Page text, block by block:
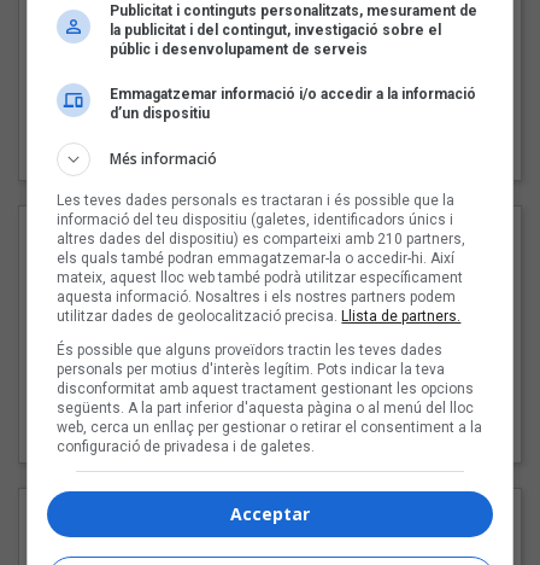
Pep Álvarez amb Joan Muntaner (Xanguito)
"Les cabres"
94 Rules amb Compte
Publicitat i continguts personalitzats, mesurament de
la publicitat i del contingut, investigació sobre el
públic i desenvolupament de serveis
Emmagatzemar informació i/o accedir a la informació
d’un dispositiu
Més informació
Les teves dades personals es tractaran i és possible que la
informació del teu dispositiu (galetes, identificadors únics i
altres dades del dispositiu) es comparteixi amb 210 partners,
els quals també podran emmagatzemar-la o accedir-hi. Així
mateix, aquest lloc web també podrà utilitzar específicament
aquesta informació. Nosaltres i els nostres partners podem
utilitzar dades de geolocalització precisa.Llista de partners.
És possible que alguns proveïdors tractin les teves dades
personals per motius d'interès legítim. Pots indicar la teva
disconformitat amb aquest tractament gestionant les opcions
següents. A la part inferior d'aquesta pàgina o al menú del lloc
web, cerca un enllaç per gestionar o retirar el consentiment a la
configuració de privadesa i de galetes.
Acceptar